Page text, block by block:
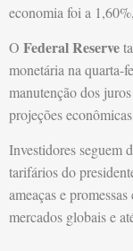
economia foi a
O Federal Reserve
monetária na quarta-
manutenção dos
projeções
Investidores seguem
tarifários do
ameaças e
mercados globais e